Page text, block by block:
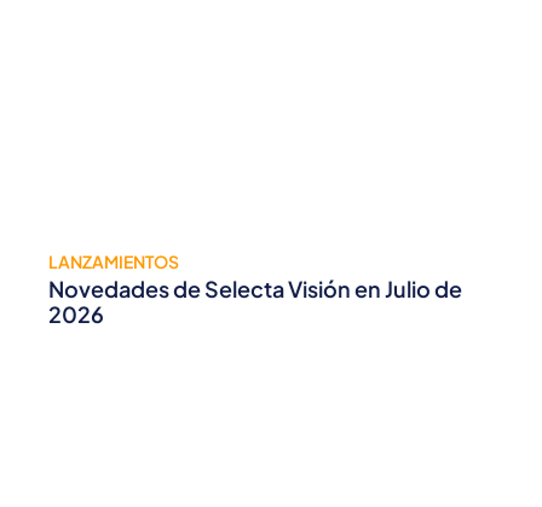
LANZAMIENTOS
Novedades de Selecta Visión en Julio de
2026